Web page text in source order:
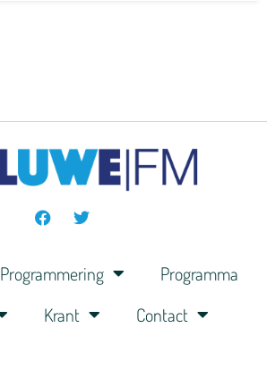
Programmering
Programma
Krant Contact